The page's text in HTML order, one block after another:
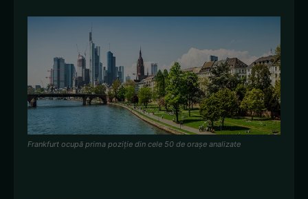
Frankfurt ocupă prima poziție din cele 50 de orașe analizate